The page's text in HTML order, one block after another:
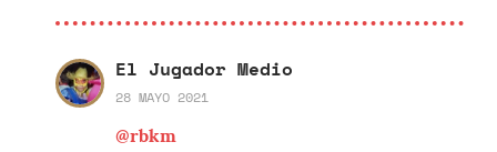
El Jugador Medio
28 MAYO 2021
@rbkm